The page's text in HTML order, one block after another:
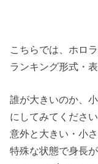
こちらでは、ホロ
ランキング形式・
誰が大きいのか、
にしてみてください
意外と大きい・小
特殊な状態で身長